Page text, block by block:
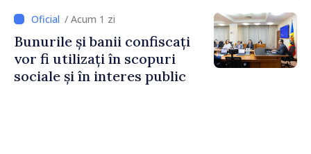
Irlandei de Nord, Fern
Horine / Acum 1 zi
Bunurile și banii confiscați
vor fi utilizați în scopuri
sociale și în interes public